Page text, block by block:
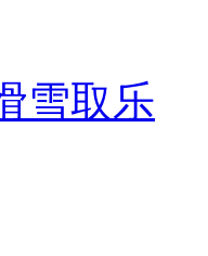
雪取乐